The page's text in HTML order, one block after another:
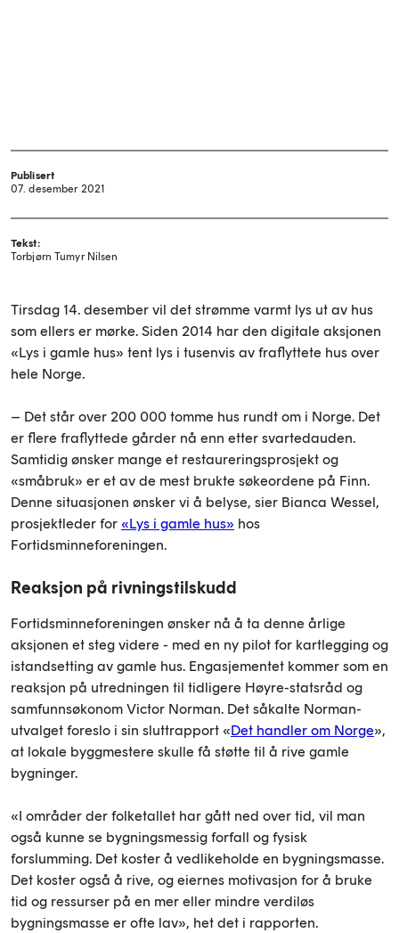
Publisert
07. desember 2021
Tekst:
Torbjørn Tumyr Nilsen
Tirsdag 14. desember vil det strømme varmt lys ut av hus
som ellers er mørke. Siden 2014 har den digitale aksjonen
«Lys i gamle hus» tent lys i tusenvis av fraflyttete hus over
hele Norge.
– Det står over 200 000 tomme hus rundt om i Norge. Det
er flere fraflyttede gårder nå enn etter svartedauden.
Samtidig ønsker mange et restaureringsprosjekt og
«småbruk» er et av de mest brukte søkeordene på Finn.
Denne situasjonen ønsker vi å belyse, sier Bianca Wessel,
prosjektleder for «Lys i gamle hus» hos
Fortidsminneforeningen.
Reaksjon på rivningstilskudd
Fortidsminneforeningen ønsker nå å ta denne årlige
aksjonen et steg videre - med en ny pilot for kartlegging og
istandsetting av gamle hus. Engasjementet kommer som en
reaksjon på utredningen til tidligere Høyre-statsråd og
samfunnsøkonom Victor Norman. Det såkalte Norman-
utvalget foreslo i sin sluttrapport «Det handler om Norge»,
at lokale byggmestere skulle få støtte til å rive gamle
bygninger.
«I områder der folketallet har gått ned over tid, vil man
også kunne se bygningsmessig forfall og fysisk
forslumming. Det koster å vedlikeholde en bygningsmasse.
Det koster også å rive, og eiernes motivasjon for å bruke
tid og ressurser på en mer eller mindre verdiløs
bygningsmasse er ofte lav», het det i rapporten.